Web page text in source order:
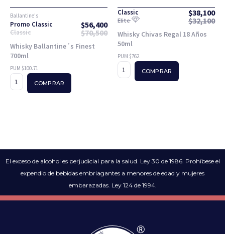
Ballantine's
Promo Classic $56,400
Classic $70,500
Whisky Ballantine´s Finest
700ml
PUM $100.71
COMPRAR
Classic $38,100
Elite $32,100
Whisky Chivas Regal 18 Años
50ml
PUM $762
COMPRAR
El exceso de alcohol es perjudicial para la salud. Ley 30 de 1986. Prohíbese el
expendio de bebidas embriagantes a menores de edad y mujeres
embarazadas. Ley 124 de 1994.